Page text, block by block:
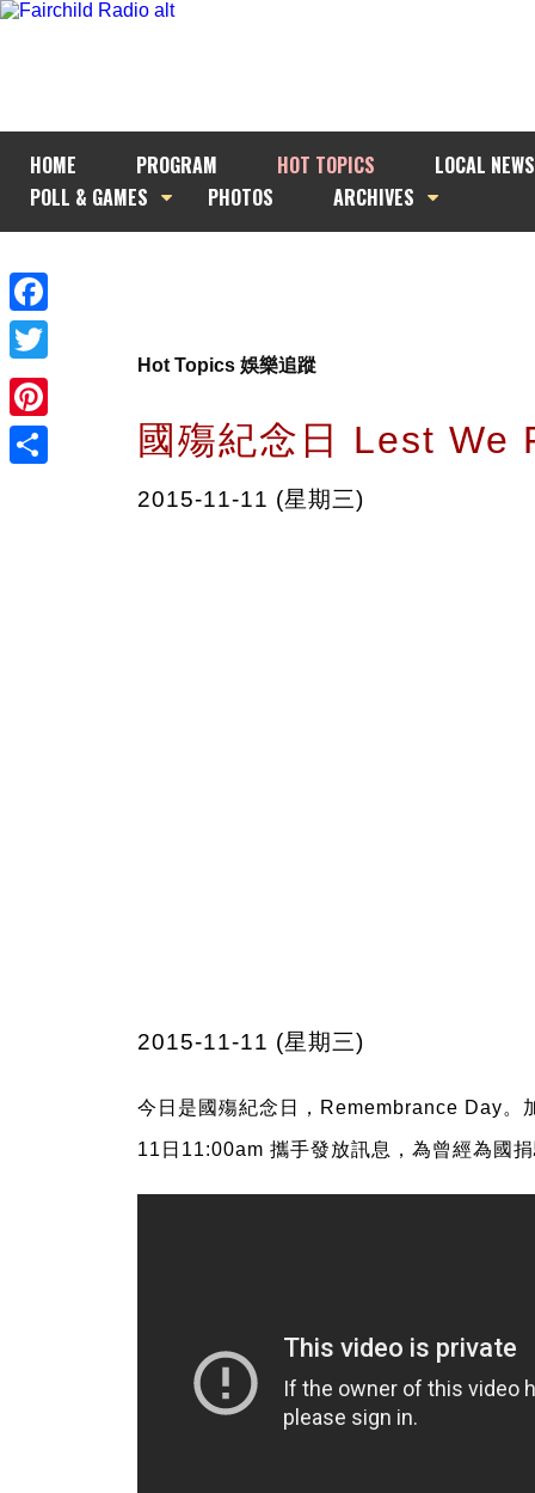
HOME PROGRAM HOT TOPICS
LOCAL NEWS
POLL & GAMES
PHOTOS ARCHIVES
Facebook
Twitter
Pinterest
Hot Topics 娛樂追蹤
國殤紀念日 Lest We
2015-11-11 (星期三)
2015-11-11 (星期三)
今日是國殤紀念日，Remembrance Day。
11日11:00am 攜手發放訊息，為曾經為國